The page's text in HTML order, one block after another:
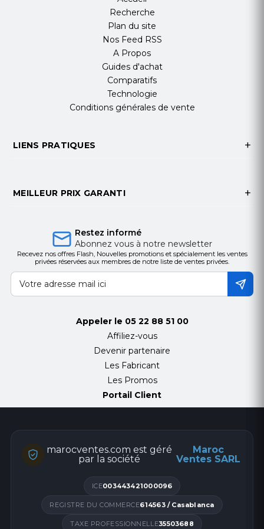
Recherche
Plan du site
Nos Feed RSS
A Propos
Guides d'achat
Comparatifs
Technologie
Conditions générales de vente
LIENS PRATIQUES
MEILLEUR PRIX GARANTI
Restez informé
Abonnez vous à notre newsletter
Recevez nos offres Flash, Nouvelles promotions et spécialement les ventes
privées réservées aux membres de notre liste de ventes privées.
Appeler le 05 22 88 51 00
Affiliez-vous
Devenir partenaire
Les Fabricant
Les Promos
Portail Client
marocventes.com est géré
par la société
Maroc
Ventes SARL
ICE003443421000096
REGISTRE DU COMMERCE614563 / Casablanca
TAXE PROFESSIONNELLE35503688